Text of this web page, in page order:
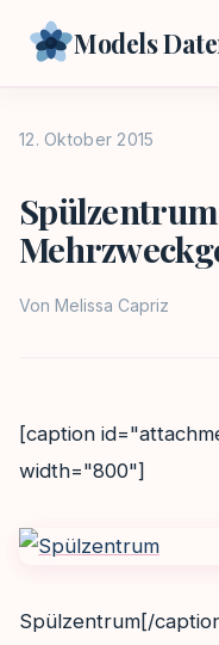
Models
12. Oktober 2015
Von Melissa Capriz
[caption
width="800"]
Spülzentrum[/